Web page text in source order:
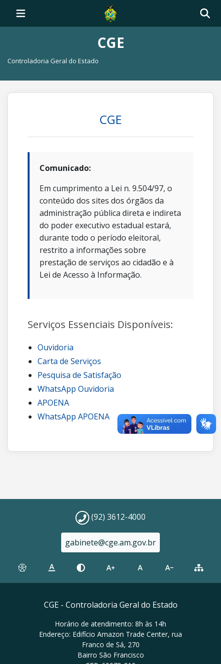
CGE
Controladoria Geral do Estado
CGE
Comunicado:
Em cumprimento a Lei n. 9.504/97, o
conteúdo dos sites dos órgãos da
administração pública direta e indireta
do poder executivo estadual estará,
durante todo o período eleitoral,
restrito a informações sobre
prestação de serviços ao cidadão e à
Lei de Acesso à Informação.
Serviços Essenciais Disponíveis:
Ouvidoria
Carta de Serviços
Pesquisa de Satisfação
WhatsApp Ouvidoria
APOENA
WhatsApp APOENA
(92) 3612-4000
gabinete@cge.am.gov.br
CGE - Controladoria Geral do Estado
Horário de atendimento: 8h às 14h
Endereço: Edifício Amazon Trade Center, rua
Franco de Sá, 270
Bairro São Francisco